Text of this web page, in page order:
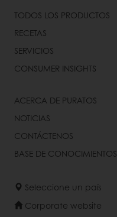
TODOS LOS PRODUCTOS
RECETAS
SERVICIOS
CONSUMER INSIGHTS
ACERCA DE PURATOS
NOTICIAS
CONTÁCTENOS
BASE DE CONOCIMIENTOS
Seleccione un país
Corporate website